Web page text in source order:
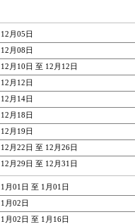
12月05日
12月08日
12月10日 至 12月12日
12月12日
12月14日
12月18日
12月19日
12月22日 至 12月26日
12月29日 至 12月31日
1月01日 至 1月01日
1月02日
1月02日 至 1月16日